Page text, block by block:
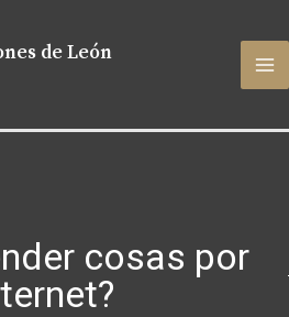
de León
cosas por